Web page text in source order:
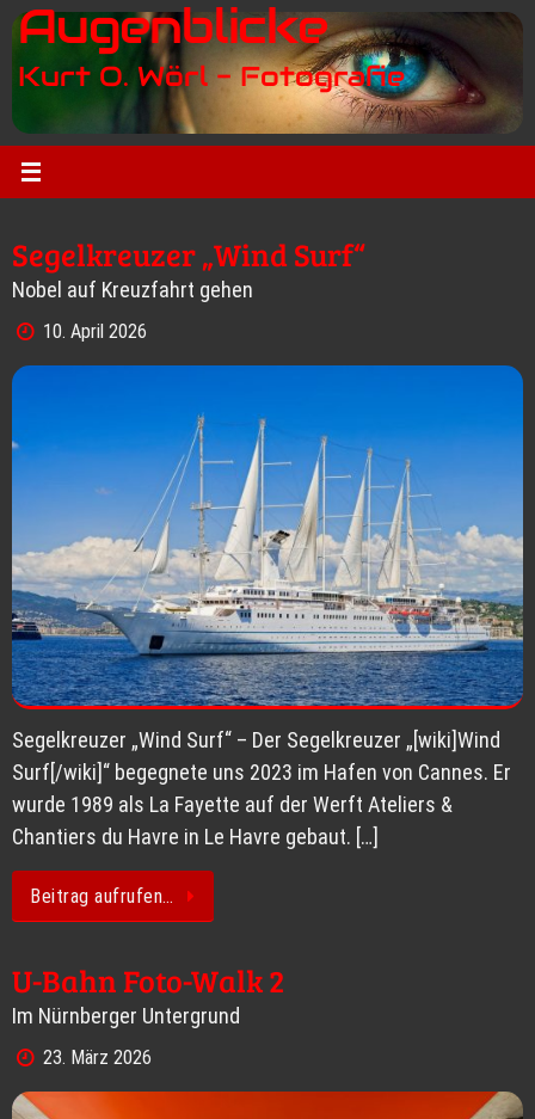
Zum
Inhalt
springen
Augenblicke
Kurt O. Wörl - Fotografie
Segelkreuzer „Wind Surf“
Nobel auf Kreuzfahrt gehen
10. April 2026
Segelkreuzer „Wind Surf“ – Der Segelkreuzer „[wiki]Wind
Surf[/wiki]“ begegnete uns 2023 im Hafen von Cannes. Er
wurde 1989 als La Fayette auf der Werft Ateliers &
Chantiers du Havre in Le Havre gebaut. […]
Beitrag aufrufen…
U-Bahn Foto-Walk 2
Im Nürnberger Untergrund
23. März 2026